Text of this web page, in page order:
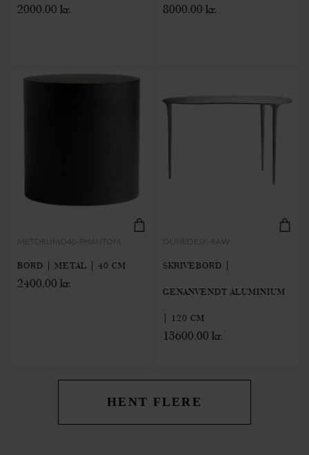
2000.00 kr. 8000.00 kr.
METDRUMO40-PHANTOM
BORD | METAL | 40 CM
2400.00 kr.
DUNEDESK-RAW
SKRIVEBORD |
GENANVENDT ALUMINIUM
| 120 CM
13600.00 kr.
HENT FLERE